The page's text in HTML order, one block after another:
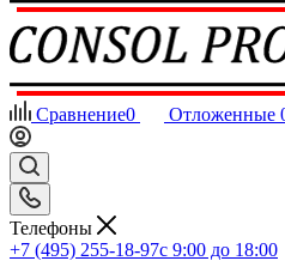
Сравнение0 Отложенные
Телефоны
+7 (495) 255-18-97с 9:00 до 18:00